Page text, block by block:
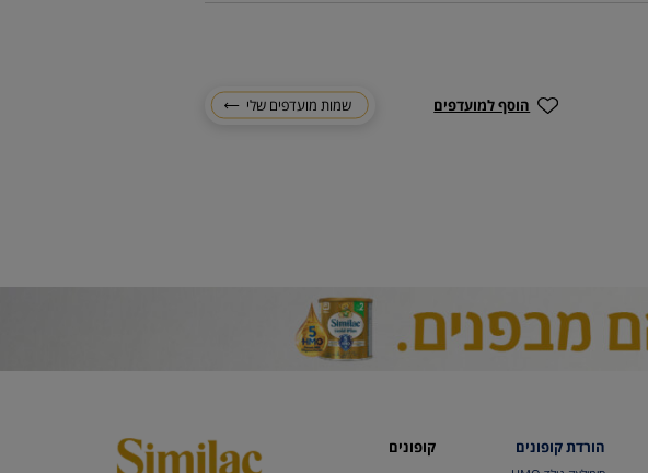
הוסף למועדפים שמות מועדפים שלי
הורדת קופונים קופונים